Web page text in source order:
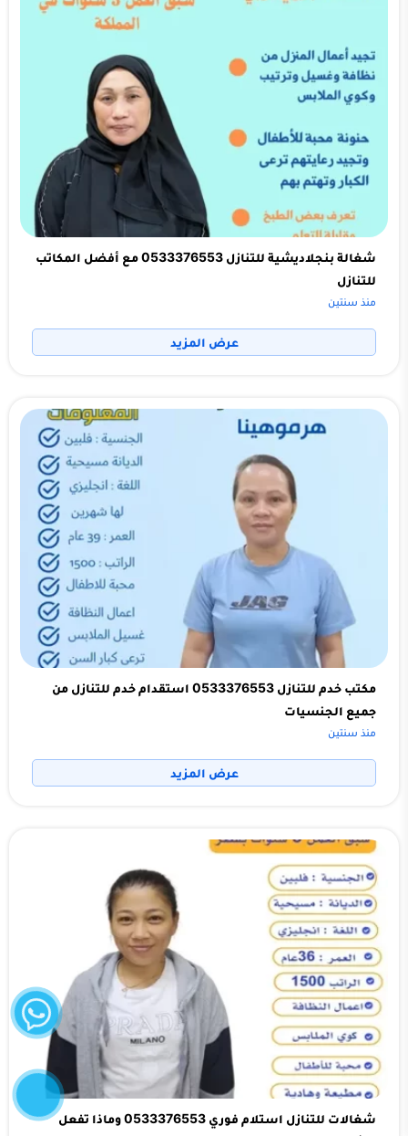
شغالة بنجلاديشية للتنازل 0533376553 مع أفضل المكاتب
للتنازل
منذ سنتين
عرض المزيد
مكتب خدم للتنازل 0533376553 استقدام خدم للتنازل من
جميع الجنسيات
منذ سنتين
عرض المزيد
شغالات للتنازل استلام فوري 0533376553 وماذا تفعل
واتساب
الآن